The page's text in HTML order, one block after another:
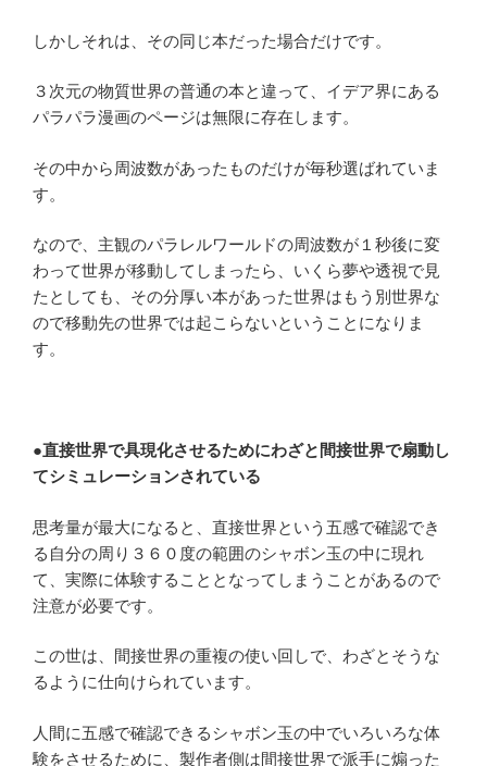
しかしそれは、その同じ本だった場合だけです。
３次元の物質世界の普通の本と違って、イデア界にある
パラパラ漫画のページは無限に存在します。
その中から周波数があったものだけが毎秒選ばれていま
す。
なので、主観のパラレルワールドの周波数が１秒後に変
わって世界が移動してしまったら、いくら夢や透視で見
たとしても、その分厚い本があった世界はもう別世界な
ので移動先の世界では起こらないということになりま
す。
●直接世界で具現化させるためにわざと間接世界で扇動し
てシミュレーションされている
思考量が最大になると、直接世界という五感で確認でき
る自分の周り３６０度の範囲のシャボン玉の中に現れ
て、実際に体験することとなってしまうことがあるので
注意が必要です。
この世は、間接世界の重複の使い回しで、わざとそうな
るように仕向けられています。
人間に五感で確認できるシャボン玉の中でいろいろな体
験をさせるために、製作者側は間接世界で派手に煽った